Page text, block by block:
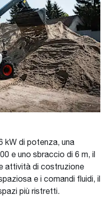
kW di potenza, una
e uno sbraccio di 6 m, il
attività di costruzione
e i comandi fluidi, il
più ristretti.